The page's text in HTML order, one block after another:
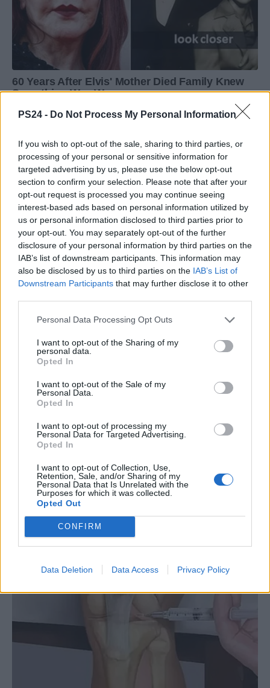
PS24 - Do Not Process My Personal Information
If you wish to opt-out of the sale, sharing to third parties, or
processing of your personal or sensitive information for
targeted advertising by us, please use the below opt-out
section to confirm your selection. Please note that after your
opt-out request is processed you may continue seeing
interest-based ads based on personal information utilized by
us or personal information disclosed to third parties prior to
your opt-out. You may separately opt-out of the further
disclosure of your personal information by third parties on the
IAB’s list of downstream participants. This information may
also be disclosed by us to third parties on the IAB’s List of
Downstream Participants that may further disclose it to other
Personal Data Processing Opt Outs
I want to opt-out of the Sharing of my
personal data.
Opted In
I want to opt-out of the Sale of my
Personal Data.
Opted In
I want to opt-out of processing my
Personal Data for Targeted Advertising.
Opted In
I want to opt-out of Collection, Use,
Retention, Sale, and/or Sharing of my
Personal Data that Is Unrelated with the
Purposes for which it was collected.
Opted Out
CONFIRM
Data Deletion Data Access Privacy Policy